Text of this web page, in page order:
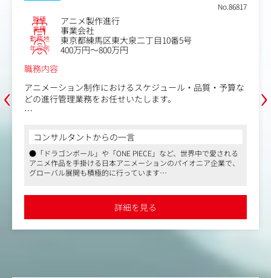
‹
No.86817
職種 アニメ製作進行
業種 事業会社
勤務地 東京都練馬区東大泉二丁目10番5号
年収例
400万円～800万円
職務内容
アニメーション制作におけるスケジュール・品質・予算な
どの進行管理業務をお任せいたします。
■制作スケジュールの進行管理業務：
・各工程のスケジュール作成、進捗管理
・スケジュール通りに進行できるよう、各部門や協力会社
と連携・調整をする
■品質管理業務：
・問題が生じた場合の修正・改善対応
主な出張先はTOEI ANIMATION PHILS., INC.（フィリピン）
コンサルタントからの一言
●「ドラゴンボール」や「ONE PIECE」など、世界中で愛される
アニメ作品を手掛ける日本アニメーションのパイオニア企業で、
グローバル展開も積極的に行っています
ルや品質、予算管理を通じて制作を支援します
●フレックスタイム制や月8～12回の在宅勤務が可能で、柔軟な
働き方を実現。年間休日129日とワークライフバランスも充実し
ています
詳細を見る
›